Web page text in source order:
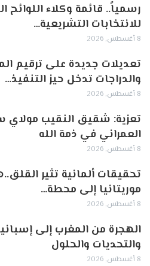
رسمياً.. قائمة وكلاء اللوائح
للانتخابات التشريعية…
8 أغسطس, 2026
تعديلات جديدة على ترقيم
والدراجات تدخل حيز التنفيذ…
8 أغسطس, 2026
تعزية: شقيق النقيب مولاي
العمراني في ذمة الله
8 أغسطس, 2026
تحقيقات ألمانية تثير
موريتانيا إلى محطة…
8 أغسطس, 2026
الهجرة من المغرب إلى
والتحديات والحلول
8 أغسطس, 2026